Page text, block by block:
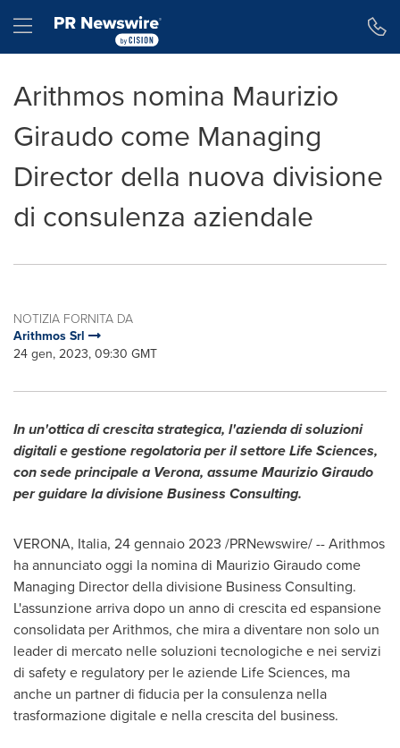
Hamburger menu
Arithmos nomina Maurizio
Giraudo come Managing
Director della nuova divisione
di consulenza aziendale
NOTIZIA FORNITA DA
Arithmos Srl
24 gen, 2023, 09:30 GMT
In un'ottica di crescita strategica, l'azienda di soluzioni
digitali e gestione regolatoria per il settore Life Sciences,
con sede principale a Verona, assumeMaurizio Giraudo
per guidare la divisione Business Consulting.
VERONA, Italia, 24 gennaio 2023 /PRNewswire/ -- Arithmos
ha annunciato oggi la nomina di Maurizio Giraudocome
Managing Director della divisione Business Consulting.
L'assunzione arriva dopo un anno di crescita ed espansione
consolidata per Arithmos, che mira a diventare non solo un
leader di mercato nelle soluzioni tecnologiche e nei servizi
di safety e regulatory per le aziende Life Sciences, ma
anche un partner di fiducia per la consulenza nella
trasformazione digitale e nella crescita del business.